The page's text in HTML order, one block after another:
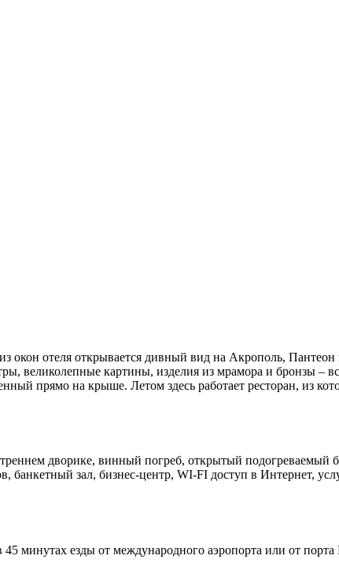
отеля открывается дивный вид на Акрополь,
великолепные картины, изделия из мрамора и бронзы –
прямо на крыше. Летом здесь работает ресторан, из
дворике, винный погреб, открытый
банкетный зал, бизнес-центр, WI-FI доступ в Интернет,
минутах езды от международного аэропорта или от